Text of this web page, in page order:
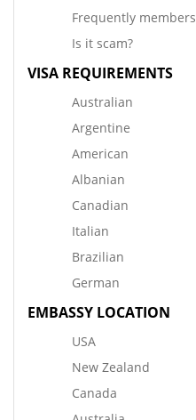
Frequently members
Is it scam?
VISA REQUIREMENTS
Australian
Argentine
American
Albanian
Canadian
Italian
Brazilian
German
EMBASSY LOCATION
USA
New Zealand
Canada